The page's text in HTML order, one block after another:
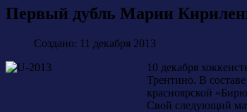
Первый дубль Марии
Создано: 11 декабря 2013
10 декабря
Трентино. В
красноярской
Свой следующий